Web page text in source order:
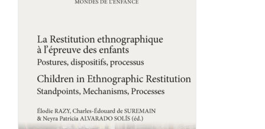
Panier WooCommerce